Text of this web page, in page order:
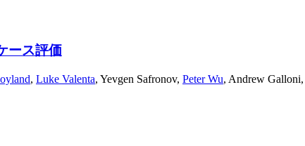
ース評価
, Luke Valenta, Yevgen Safronov, Peter Wu, Andrew Galloni,